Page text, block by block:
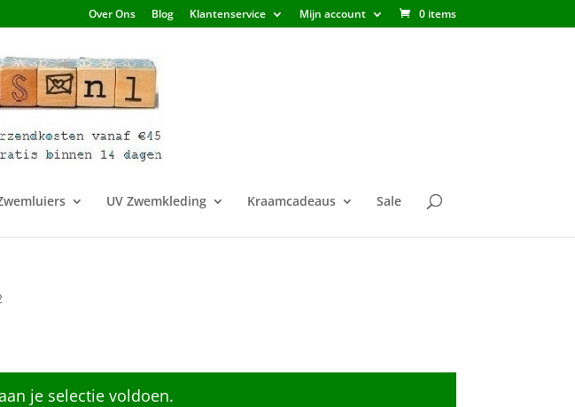
Over Ons Blog Klantenservice Mijn account 0 items
UV Zwemkleding Kraamcadeaus Sale
je selectie voldoen.